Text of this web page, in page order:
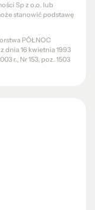
Sp z o.o. lub
stanowić podstawę
PÓŁNOC
dnia 16 kwietnia 1993
r., Nr 153, poz. 1503